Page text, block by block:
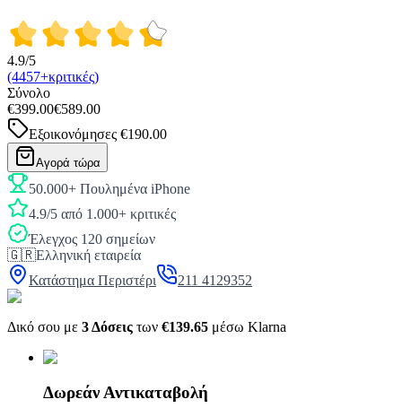
4.9/5
(4457+κριτικές)
Σύνολο
€399.00€589.00
Εξοικονόμησες €190.00
Αγορά τώρα
50.000+ Πουλημένα iPhone
4.9/5 από 1.000+ κριτικές
Έλεγχος 120 σημείων
🇬🇷Ελληνική εταιρεία
Κατάστημα Περιστέρι
211 4129352
Δικό σου με 3 Δόσεις των €139.65 μέσω Klarna
Δωρεάν Αντικαταβολή